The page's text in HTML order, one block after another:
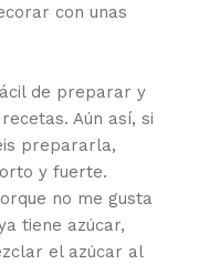
con unas
de preparar y
Aún así, si
prepararla,
y fuerte.
no me gusta
tiene azúcar,
el azúcar al